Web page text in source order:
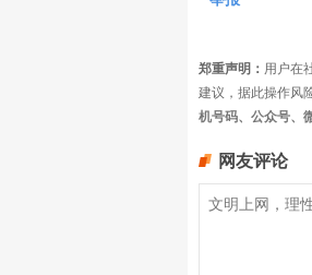
郑重声明： 用户在
建议，据此操作风
机号码、公众号、
网友评论